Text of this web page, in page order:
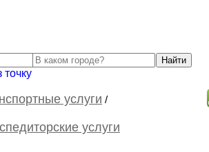
точку
услуги /
услуги